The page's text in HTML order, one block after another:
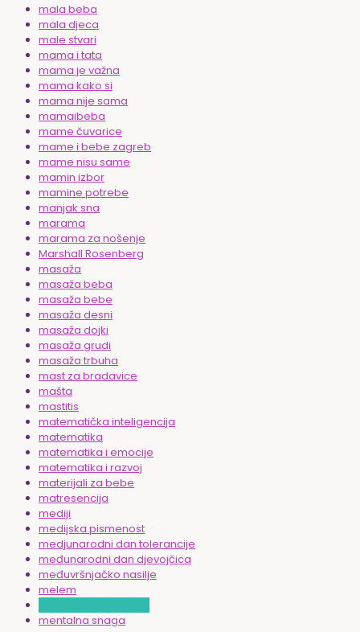
mala beba
mala djeca
male stvari
mama i tata
mama je važna
mama kako si
mama nije sama
mamaibeba
mame čuvarice
mame i bebe zagreb
mame nisu same
mamin izbor
mamine potrebe
manjak sna
marama
marama za nošenje
Marshall Rosenberg
masaža
masaža beba
masaža bebe
masaža desni
masaža dojki
masaža grudi
masaža trbuha
mast za bradavice
mašta
mastitis
matematička inteligencija
matematika
matematika i emocije
matematika i razvoj
materijali za bebe
matresencija
mediji
medijska pismenost
medjunarodni dan tolerancije
međunarodni dan djevojčica
međuvršnjačko nasilje
melem
mentalna snaga